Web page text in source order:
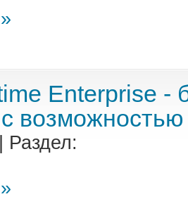
Enterprise -
Раздел: